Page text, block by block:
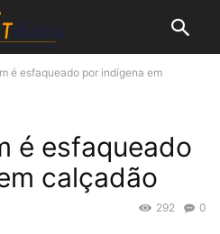
é esfaqueado por indígena em
é esfaqueado
calçadão
0
292